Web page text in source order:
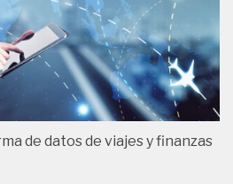
de datos de viajes y finanzas